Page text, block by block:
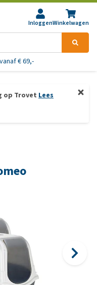
InloggenWinkelwagen
€ 69,-
op Trovet Lees